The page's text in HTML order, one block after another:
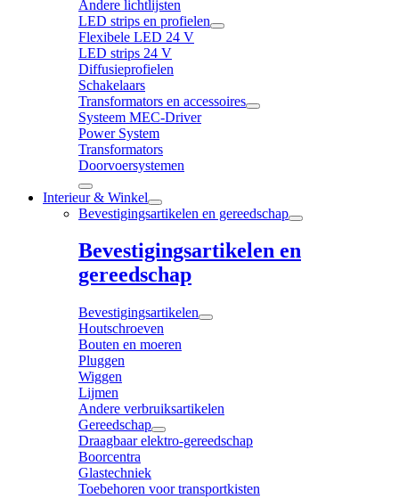
Andere lichtlijsten
LED strips en profielen
Flexibele LED 24 V
LED strips 24 V
Diffusieprofielen
Schakelaars
Transformators en accessoires
Systeem MEC-Driver
Power System
Transformators
Doorvoersystemen
Interieur & Winkel
Bevestigingsartikelen en gereedschap
Bevestigingsartikelen en
gereedschap
Bevestigingsartikelen
Houtschroeven
Bouten en moeren
Pluggen
Wiggen
Lijmen
Andere verbruiksartikelen
Gereedschap
Draagbaar elektro-gereedschap
Boorcentra
Glastechniek
Toebehoren voor transportkisten